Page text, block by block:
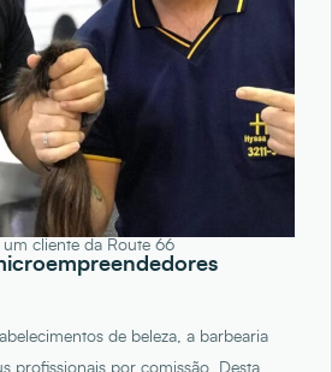
um cliente da Route 66
de beleza, a barbearia
profissionais por comissão. Desta